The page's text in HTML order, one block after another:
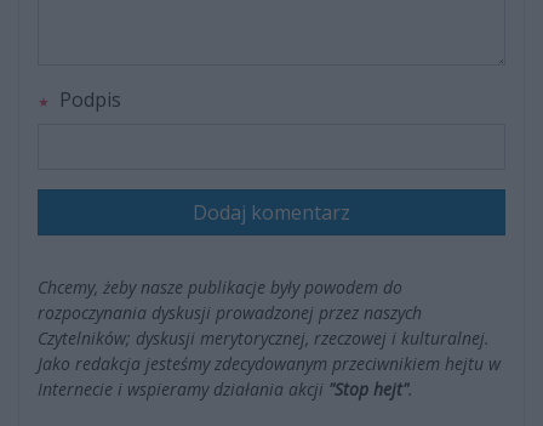
Podpis
Dodaj komentarz
Chcemy, żeby nasze publikacje były powodem do
rozpoczynania dyskusji prowadzonej przez naszych
Czytelników; dyskusji merytorycznej, rzeczowej i kulturalnej.
Jako redakcja jesteśmy zdecydowanym przeciwnikiem hejtu w
Internecie i wspieramy działania akcji "Stop hejt".